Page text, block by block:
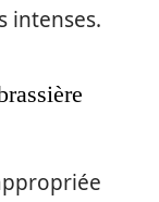
intenses.